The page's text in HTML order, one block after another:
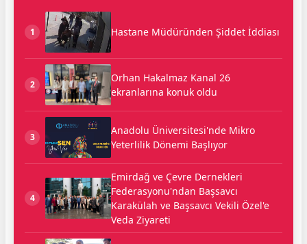
1 Hastane Müdüründen Şiddet İddiası
2
Orhan Hakalmaz Kanal 26
ekranlarına konuk oldu
3
Anadolu Üniversitesi'nde Mikro
Yeterlilik Dönemi Başlıyor
4
Emirdağ ve Çevre Dernekleri
Federasyonu'ndan Başsavcı
Karakülah ve Başsavcı Vekili Özel'e
Veda Ziyareti